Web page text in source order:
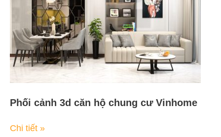
Phối cảnh 3d căn hộ chung cư Vinhome
chung
Vinhome
Chi tiết »